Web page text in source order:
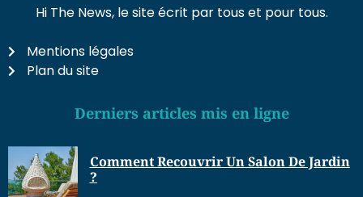
Hi The News, le site écrit par tous et pour tous.
Mentions légales
Plan du site
Derniers articles mis en ligne
Comment Recouvrir Un Salon De Jardin
?